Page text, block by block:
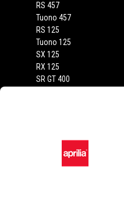
RS 457
Tuono 457
RS 125
Tuono 125
SX 125
RX 125
SR GT 400